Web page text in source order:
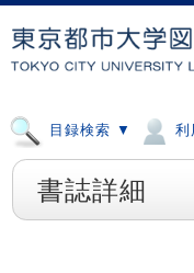
目録検索 ▼ 利
書誌詳細